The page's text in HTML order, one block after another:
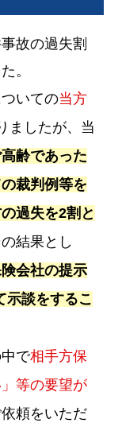
故の過失割
。
いての当方
ましたが、当
齢であった
裁判例等を
過失を2割と
結果とし
会社の提示
示談をするこ
で相手方保
等の要望が
頼をいただ